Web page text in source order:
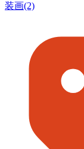
装画(2)